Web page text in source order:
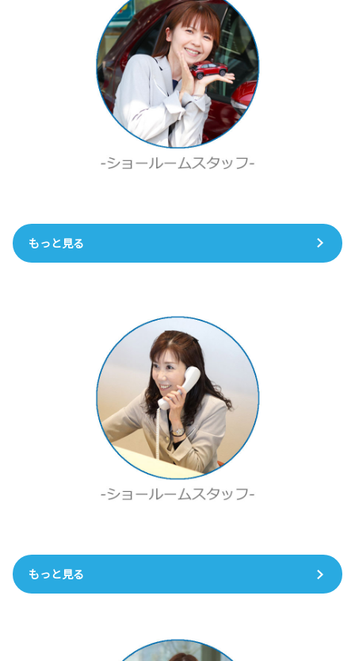
もっと見る
もっと見る